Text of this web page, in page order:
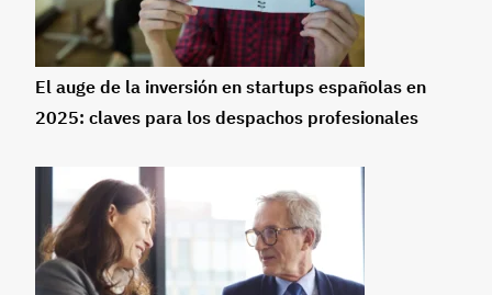
El auge de la inversión en startups españolas en
2025: claves para los despachos profesionales